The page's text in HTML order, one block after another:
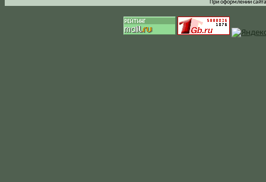
При оформлении